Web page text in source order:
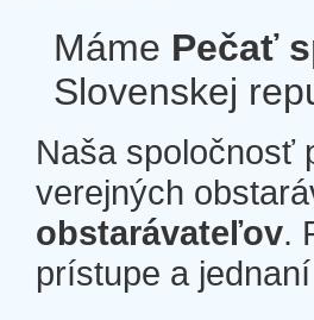
Máme Pečať
Slovenskej
Naša spoločnosť
verejných
obstarávateľov.
prístupe a